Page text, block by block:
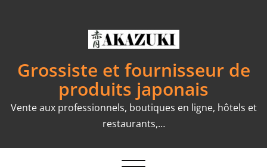
Grossiste et fournisseur de
produits japonais
Vente aux professionnels, boutiques en ligne, hôtels et
restaurants,…